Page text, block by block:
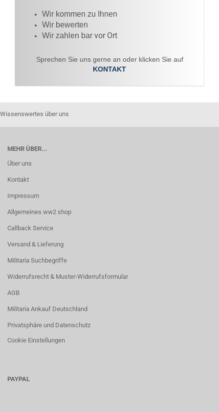
Wir kommen zu Ihnen​
Wir bewerten
Wir zahlen bar vor Ort
Sprechen Sie uns gerne an oder klicken Sie auf
KONTAKT
Wissenswertes über uns
MEHR ÜBER...
Über uns
Kontakt
Impressum
Allgemeines ww2 shop
Callback Service
Versand & Lieferung
Militaria Suchbegriffe
Widerrufsrecht & Muster-Widerrufsformular
AGB
Militaria Ankauf Deutschland
Privatsphäre und Datenschutz
Cookie Einstellungen
PAYPAL